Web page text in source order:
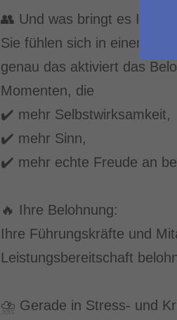
👥 Und was bringt es Ihren
Sie fühlen sich in einem
genau das aktiviert das
Momenten, die
✔️ mehr Selbstwirksamkeit,
✔️ mehr Sinn,
✔️ mehr echte Freude an
🔥 Ihre Belohnung:
Ihre Führungskräfte und
Leistungsbereitschaft
⛈️ Gerade in Stress- und